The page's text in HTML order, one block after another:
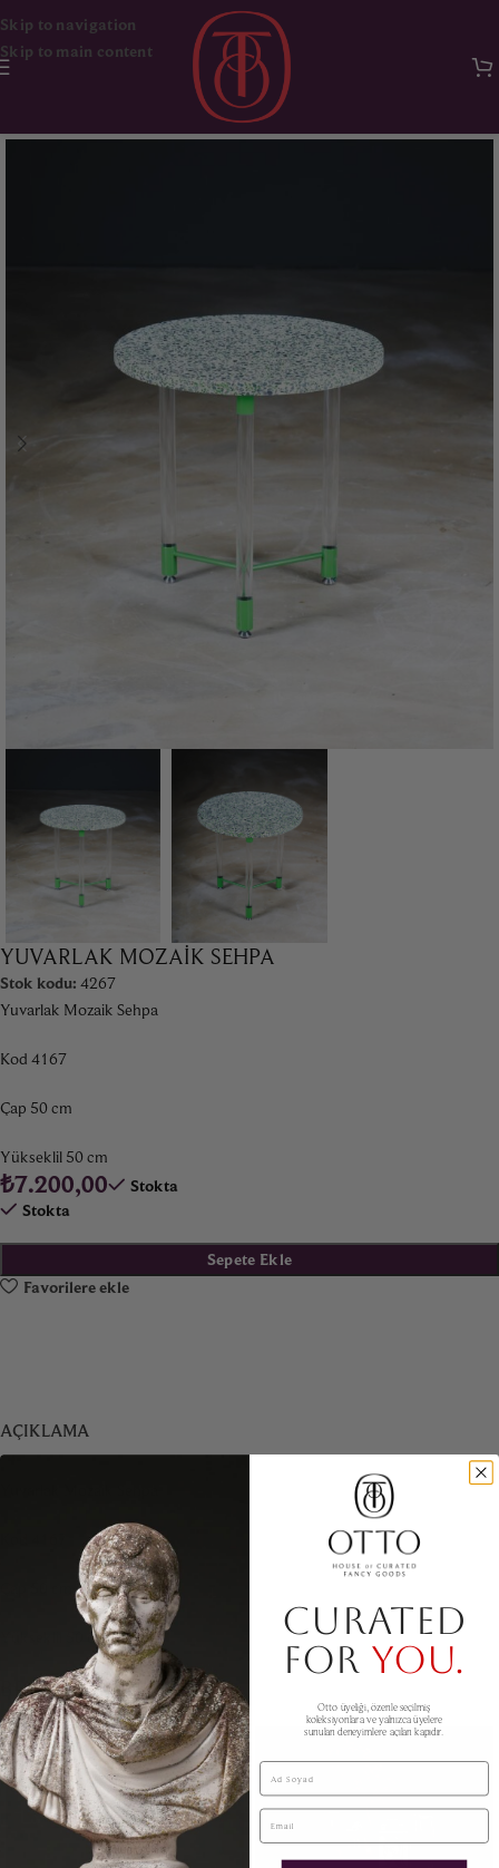
Skip to navigation
Skip to main content
Masa & Sehpa
YUVARLAK MOZAIK SEHPA
Stok kodu: 4267
Yuvarlak Mozaik Sehpa
Kod 4167
Çap 50 cm
Yükseklil 50 cm
₺7.200,00
Stokta
Stokta
Sepete Ekle
Favorilere ekle
AÇIKLAMA
Yükseklil 50 cm
BENZER ÜRÜNLER
SOLD
CURATED
FOR YOU.
Otto üyeliği, özenle seçilmiş
koleksiyonlara ve yalnızca üyelere
sunulan deneyimlere açılan kapıdır.
Ad Soyad
Email